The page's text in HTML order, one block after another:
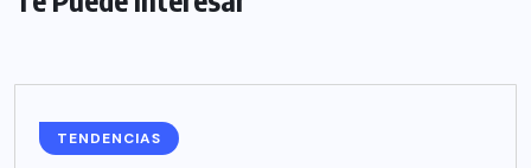
TENDENCIAS